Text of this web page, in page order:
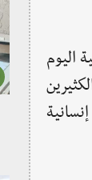
اليوم